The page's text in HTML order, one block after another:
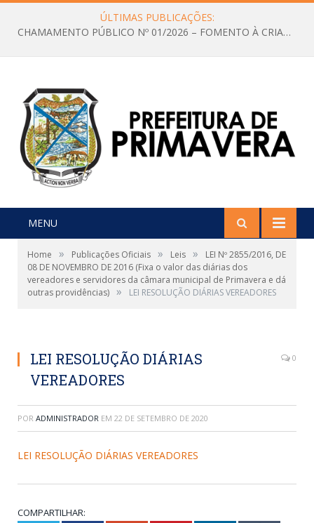
ÚLTIMAS PUBLICAÇÕES:
CHAMAMENTO PÚBLICO Nº 01/2026 – FOMENTO À CRIAÇÃO E A CIRCULAÇÃO DE PRODUÇÕES CULTURAIS – Aldir Blanc
MENU
Home » Publicações Oficiais » Leis »
LEI Nº 2855/2016, DE
08 DE NOVEMBRO DE 2016 (Fixa o valor das diárias dos
vereadores e servidores da câmara municipal de Primavera e dá
outras providências) » LEI RESOLUÇÃO DIÁRIAS VEREADORES
LEI RESOLUÇÃO DIÁRIAS
VEREADORES
0
POR ADMINISTRADOR EM 22 DE SETEMBRO DE 2020
LEI RESOLUÇÃO DIÁRIAS VEREADORES
COMPARTILHAR: